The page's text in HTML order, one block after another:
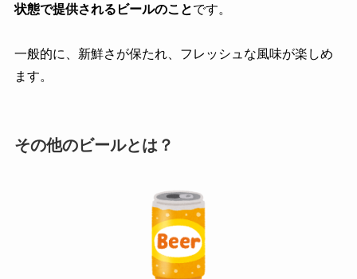
状態で提供されるビールのことです。
一般的に、新鮮さが保たれ、フレッシュな風味が楽しめ
ます。
その他のビールとは？